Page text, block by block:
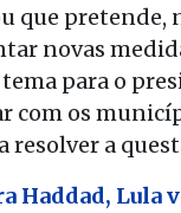
que pretende,
novas
para o
com os
resolver a
Haddad, Lula